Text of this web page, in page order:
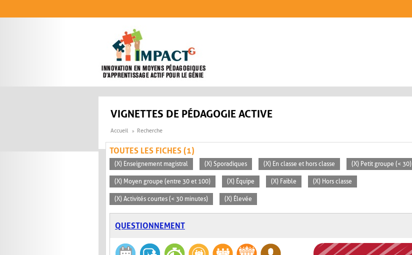
VIGNETTES DE PÉDAGOGIE ACTIVE
Accueil Recherche
TOUTES LES FICHES (1)
(X) Enseignement magistral (X) Sporadiques (X) En classe et hors classe (X) Petit groupe (< 30)
(X) Moyen groupe (entre 30 et 100) (X) Équipe (X) Faible (X) Hors classe
(X) Activités courtes (< 30 minutes) (X) Élevée
QUESTIONNEMENT